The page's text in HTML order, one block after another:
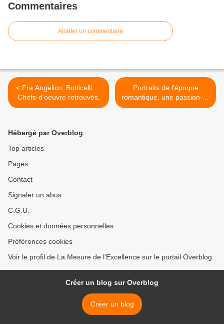
Commentaires
Ajouter un commentaire
< Fra Angelico, Botticelli …
Chefs-d’oeuvre retrouvés.
Portraits de l'époque
romantique, une passion de
collectionneur >
Hébergé par Overblog
Top articles
Pages
Contact
Signaler un abus
C.G.U.
Cookies et données personnelles
Préférences cookies
Voir le profil de La Mesure de l'Excellence sur le portail Overblog
Créer un blog sur Overblog
Créer un blog